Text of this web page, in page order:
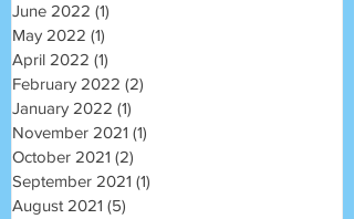
June 2022 (1)
May 2022 (1)
April 2022 (1)
February 2022 (2)
January 2022 (1)
November 2021 (1)
October 2021 (2)
September 2021 (1)
August 2021 (5)